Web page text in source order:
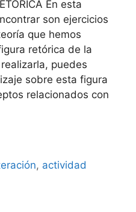
En esta
son ejercicios
que hemos
retórica de la
puedes
sobre esta figura
relacionados con
, actividad